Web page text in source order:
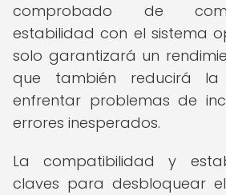
comprobado de
estabilidad con el sistema
solo garantizará un
que también reducirá la
enfrentar problemas de
errores inesperados.
La compatibilidad y
claves para desbloquear